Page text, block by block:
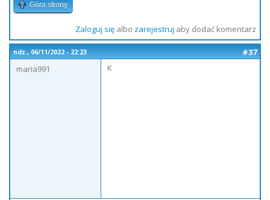
Góra strony
Zaloguj sięalbo zarejestruj aby dodać komentarz
ndz., 06/11/2022 - 22:23
#37
maria991
K